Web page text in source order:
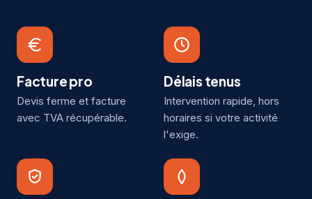
Facture pro
Devis ferme et facture
avec TVA récupérable.
Délais tenus
Intervention rapide, hors
horaires si votre activité
l'exige.